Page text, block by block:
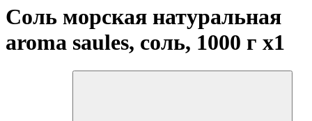
Соль морская натуральная
aroma saules, соль, 1000 г x1